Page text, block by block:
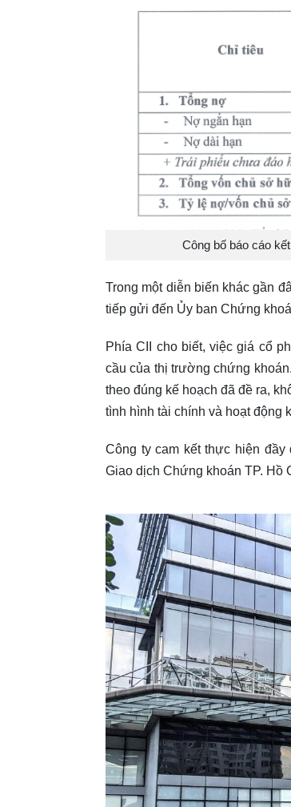
Công bố báo cáo
Trong một diễn biến khác gần
tiếp gửi đến Ủy ban Chứng
Phía CII cho biết, việc giá cổ
cầu của thị trường chứng
theo đúng kế hoạch đã đề ra,
tình hình tài chính và hoạt động
Công ty cam kết thực hiện
Giao dịch Chứng khoán TP. Hồ